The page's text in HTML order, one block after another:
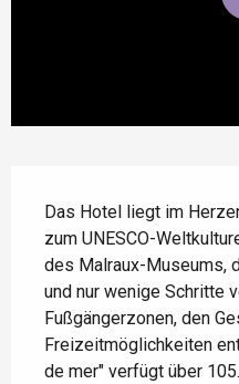
Das Hotel liegt im
zum UNESCO-
des Malraux-Museums,
und nur wenige Schritte
Fußgängerzonen, den
Freizeitmöglichkeiten
de mer" verfügt über